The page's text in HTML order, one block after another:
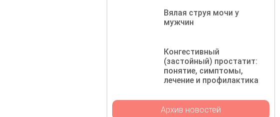
Вялая струя мочи у
мужчин
Конгестивный
(застойный) простатит:
понятие, симптомы,
лечение и профилактика
Архив новостей